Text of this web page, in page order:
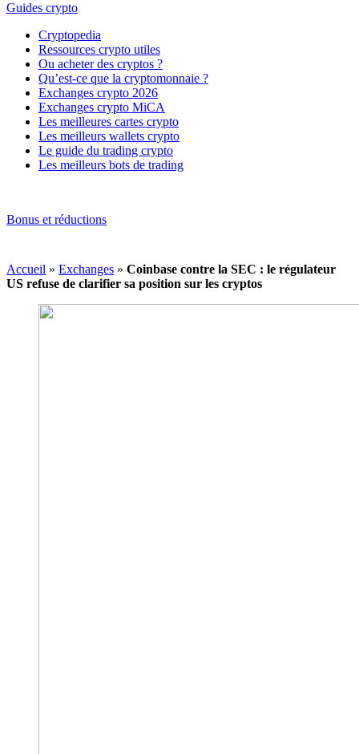
Guides crypto
Cryptopedia
Ressources crypto utiles
Ou acheter des cryptos ?
Qu’est-ce que la cryptomonnaie ?
Exchanges crypto 2026
Exchanges crypto MiCA
Les meilleures cartes crypto
Les meilleurs wallets crypto
Le guide du trading crypto
Les meilleurs bots de trading
Bonus et réductions
Accueil » Exchanges » Coinbase contre la SEC : le régulateur
US refuse de clarifier sa position sur les cryptos